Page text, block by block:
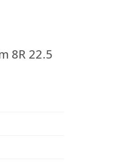
8R 22.5